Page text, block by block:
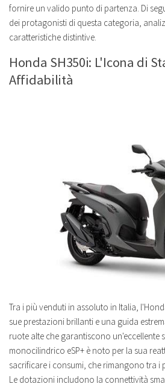
fornire un valido punto di partenza. Di
dei protagonisti di questa categoria,
caratteristiche distintive.
Honda SH350i: L'Icona di
Affidabilità
Tra i più venduti in assoluto in Italia,
sue prestazioni brillanti e una guida
ruote alte che garantiscono un'eccellente
monocilindrico eSP+ è noto per la sua
sacrificare i consumi, che rimangono tra i
Le dotazioni includono la connettività